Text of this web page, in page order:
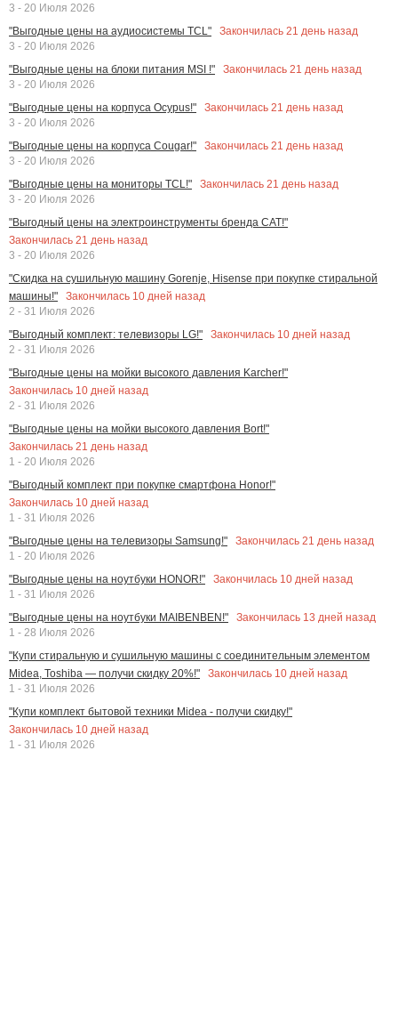
3 - 20 Июля 2026
"Выгодные цены на аудиосистемы TCL"
Закончилась 21 день назад
3 - 20 Июля 2026
"Выгодные цены на блоки питания MSI !"
Закончилась 21 день назад
3 - 20 Июля 2026
"Выгодные цены на корпуса Ocypus!"
Закончилась 21 день назад
3 - 20 Июля 2026
"Выгодные цены на корпуса Cougar!"
Закончилась 21 день назад
3 - 20 Июля 2026
"Выгодные цены на мониторы TCL!"
Закончилась 21 день назад
3 - 20 Июля 2026
"Выгодный цены на электроинструменты бренда CAT!"
Закончилась 21 день назад
3 - 20 Июля 2026
"Скидка на сушильную машину Gorenje, Hisense при покупке стиральной
машины!"
Закончилась 10 дней назад
2 - 31 Июля 2026
"Выгодный комплект: телевизоры LG!"
Закончилась 10 дней назад
2 - 31 Июля 2026
"Выгодные цены на мойки высокого давления Karcher!"
Закончилась 10 дней назад
2 - 31 Июля 2026
"Выгодные цены на мойки высокого давления Bort!"
Закончилась 21 день назад
1 - 20 Июля 2026
"Выгодный комплект при покупке смартфона Honor!"
Закончилась 10 дней назад
1 - 31 Июля 2026
"Выгодные цены на телевизоры Samsung!"
Закончилась 21 день назад
1 - 20 Июля 2026
"Выгодные цены на ноутбуки HONOR!"
Закончилась 10 дней назад
1 - 31 Июля 2026
"Выгодные цены на ноутбуки MAIBENBEN!"
Закончилась 13 дней назад
1 - 28 Июля 2026
"Купи стиральную и сушильную машины с соединительным элементом
Midea, Toshiba — получи скидку 20%!"
Закончилась 10 дней назад
1 - 31 Июля 2026
"Купи комплект бытовой техники Midea - получи скидку!"
Закончилась 10 дней назад
1 - 31 Июля 2026